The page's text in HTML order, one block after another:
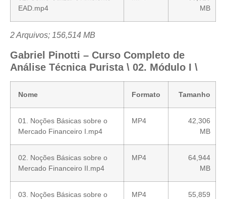
EAD.mp4
MB
2 Arquivos; 156,514 MB
Gabriel Pinotti – Curso Completo de
Análise Técnica Purista \ 02. Módulo I \
Nome Formato Tamanho
01. Noções Básicas sobre o
Mercado Financeiro I.mp4
MP4
42,306
MB
02. Noções Básicas sobre o
Mercado Financeiro II.mp4
MP4
64,944
MB
03. Noções Básicas sobre o
MP4
55,859